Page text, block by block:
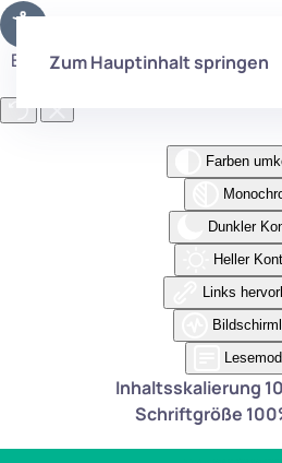
Eingabehilfen öffnen
Farben
Dunkler
Heller
Links
Inhaltsskalierung
Schriftgröße 100
Zum Hauptinhalt springen